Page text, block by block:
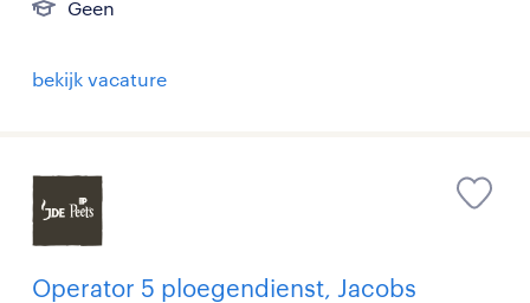
Geen
bekijk vacature
Operator 5 ploegendienst, Jacobs